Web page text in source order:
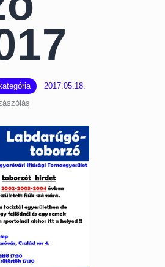
2017.05.18.